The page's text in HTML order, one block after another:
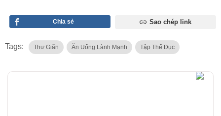
Chia sẻ Sao chép link
Tags: Thư Giãn Ăn Uống Lành Mạnh Tập Thể Đục